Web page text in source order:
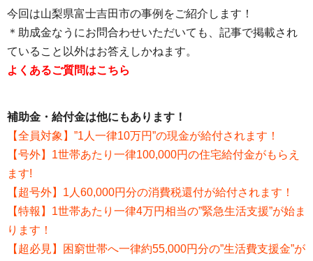
今回は山梨県富士吉田市の事例をご紹介します！
＊助成金なうにお問合わせいただいても、記事で掲載され
ていること以外はお答えしかねます。
よくあるご質問はこちら
補助金・給付金は他にもあります！
【全員対象】”1人一律10万円”の現金が給付されます！
【号外】1世帯あたり一律100,000円の住宅給付金がもらえ
ます!
【超号外】1人60,000円分の消費税還付が給付されます！
【特報】1世帯あたり一律4万円相当の”緊急生活支援”が始ま
ります！
【超必見】困窮世帯へ一律約55,000円分の”生活費支援金”が